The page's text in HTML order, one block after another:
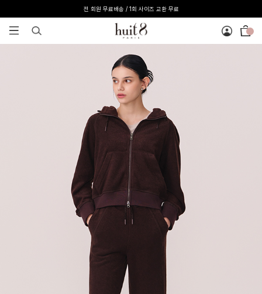
[온라인 익스클루시브] 온라인 회원 단독 40%